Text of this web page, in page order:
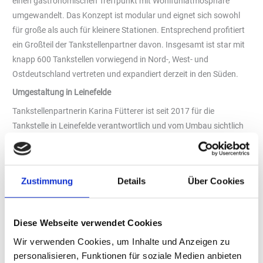
Zustimmung Details Über Cookies
Diese Webseite verwendet Cookies
Wir verwenden Cookies, um Inhalte und Anzeigen zu
personalisieren, Funktionen für soziale Medien anbieten
umgewandelt. Das Konzept ist modular und eignet sich sowohl
für große als auch für kleinere Stationen. Entsprechend profitiert
ein Großteil der Tankstellenpartner davon. Insgesamt ist star mit
knapp 600 Tankstellen vorwiegend in Nord-, West- und
Ostdeutschland vertreten und expandiert derzeit in den Süden.
Umgestaltung in Leinefelde
Tankstellenpartnerin Karina Fütterer ist seit 2017 für die
Tankstelle in Leinefelde verantwortlich und vom Umbau sichtlich
begeistert. Das Konzept orientiere sich klar an den Kunden, erklärt
sie, auch das Team freue sich über das neue Arbeitsumfeld.
neben der star Tankstelle in Leinefelde auch jeweils eine in
Göttingen und Sondershausen, die nun alle innovativ umgerüstet
gastronomischen Bereich. Dieser ist in warmen Holztönen
gestaltet und lädt zum Erholen auf verschiedenen
Sitzmöglichkeiten ein – zu jedem Anlass und für alle Zielgruppen.